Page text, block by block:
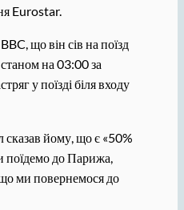
Eurostar.
що він сів на поїзд
на 03:00 за
у поїзді біля входу
сказав йому, що є «50%
поїдемо до Парижа,
ми повернемося до